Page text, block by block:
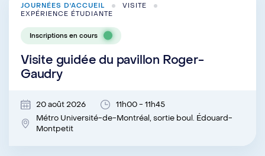
JOURNÉES D'ACCUEIL
VISITE
EXPÉRIENCE ÉTUDIANTE
Inscriptions en cours
Visite guidée du pavillon Roger-
Gaudry
20 août 2026
11h00 - 11h45
Métro Université-de-Montréal, sortie boul. Édouard-
Montpetit